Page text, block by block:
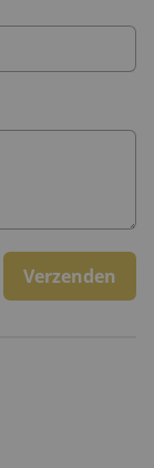
Verzenden